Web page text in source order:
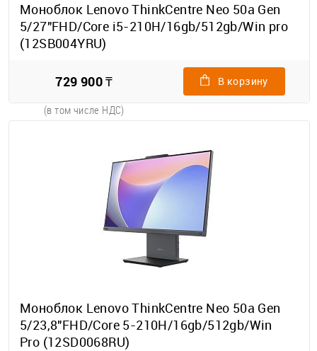
Моноблок Lenovo ThinkCentre Neo 50a Gen
5/27"FHD/Core i5-210H/16gb/512gb/Win pro
(12SB004YRU)
729 900 ₸
(в том числе НДС)
В корзину
Моноблок Lenovo ThinkCentre Neo 50a Gen
5/23,8"FHD/Core 5-210H/16gb/512gb/Win
Pro (12SD0068RU)